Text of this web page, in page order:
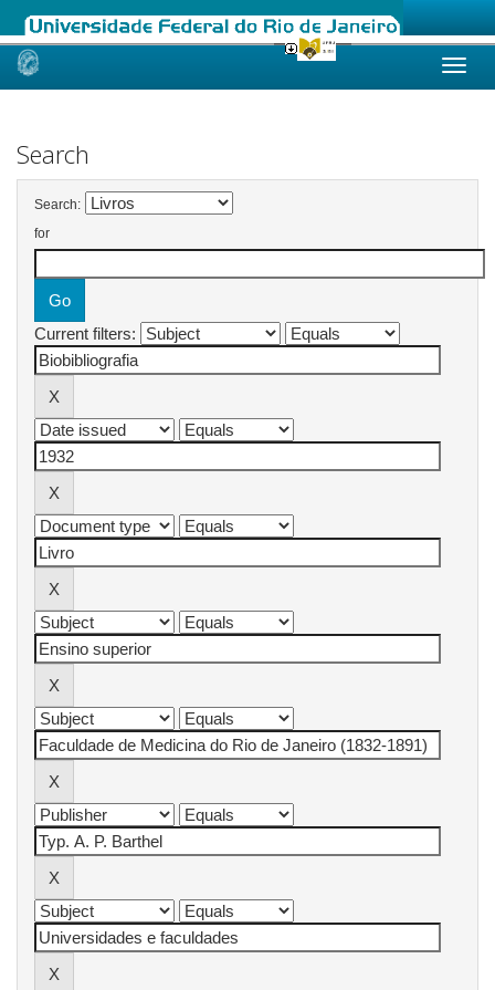
Skip
Search
Search:
for
Current filters: